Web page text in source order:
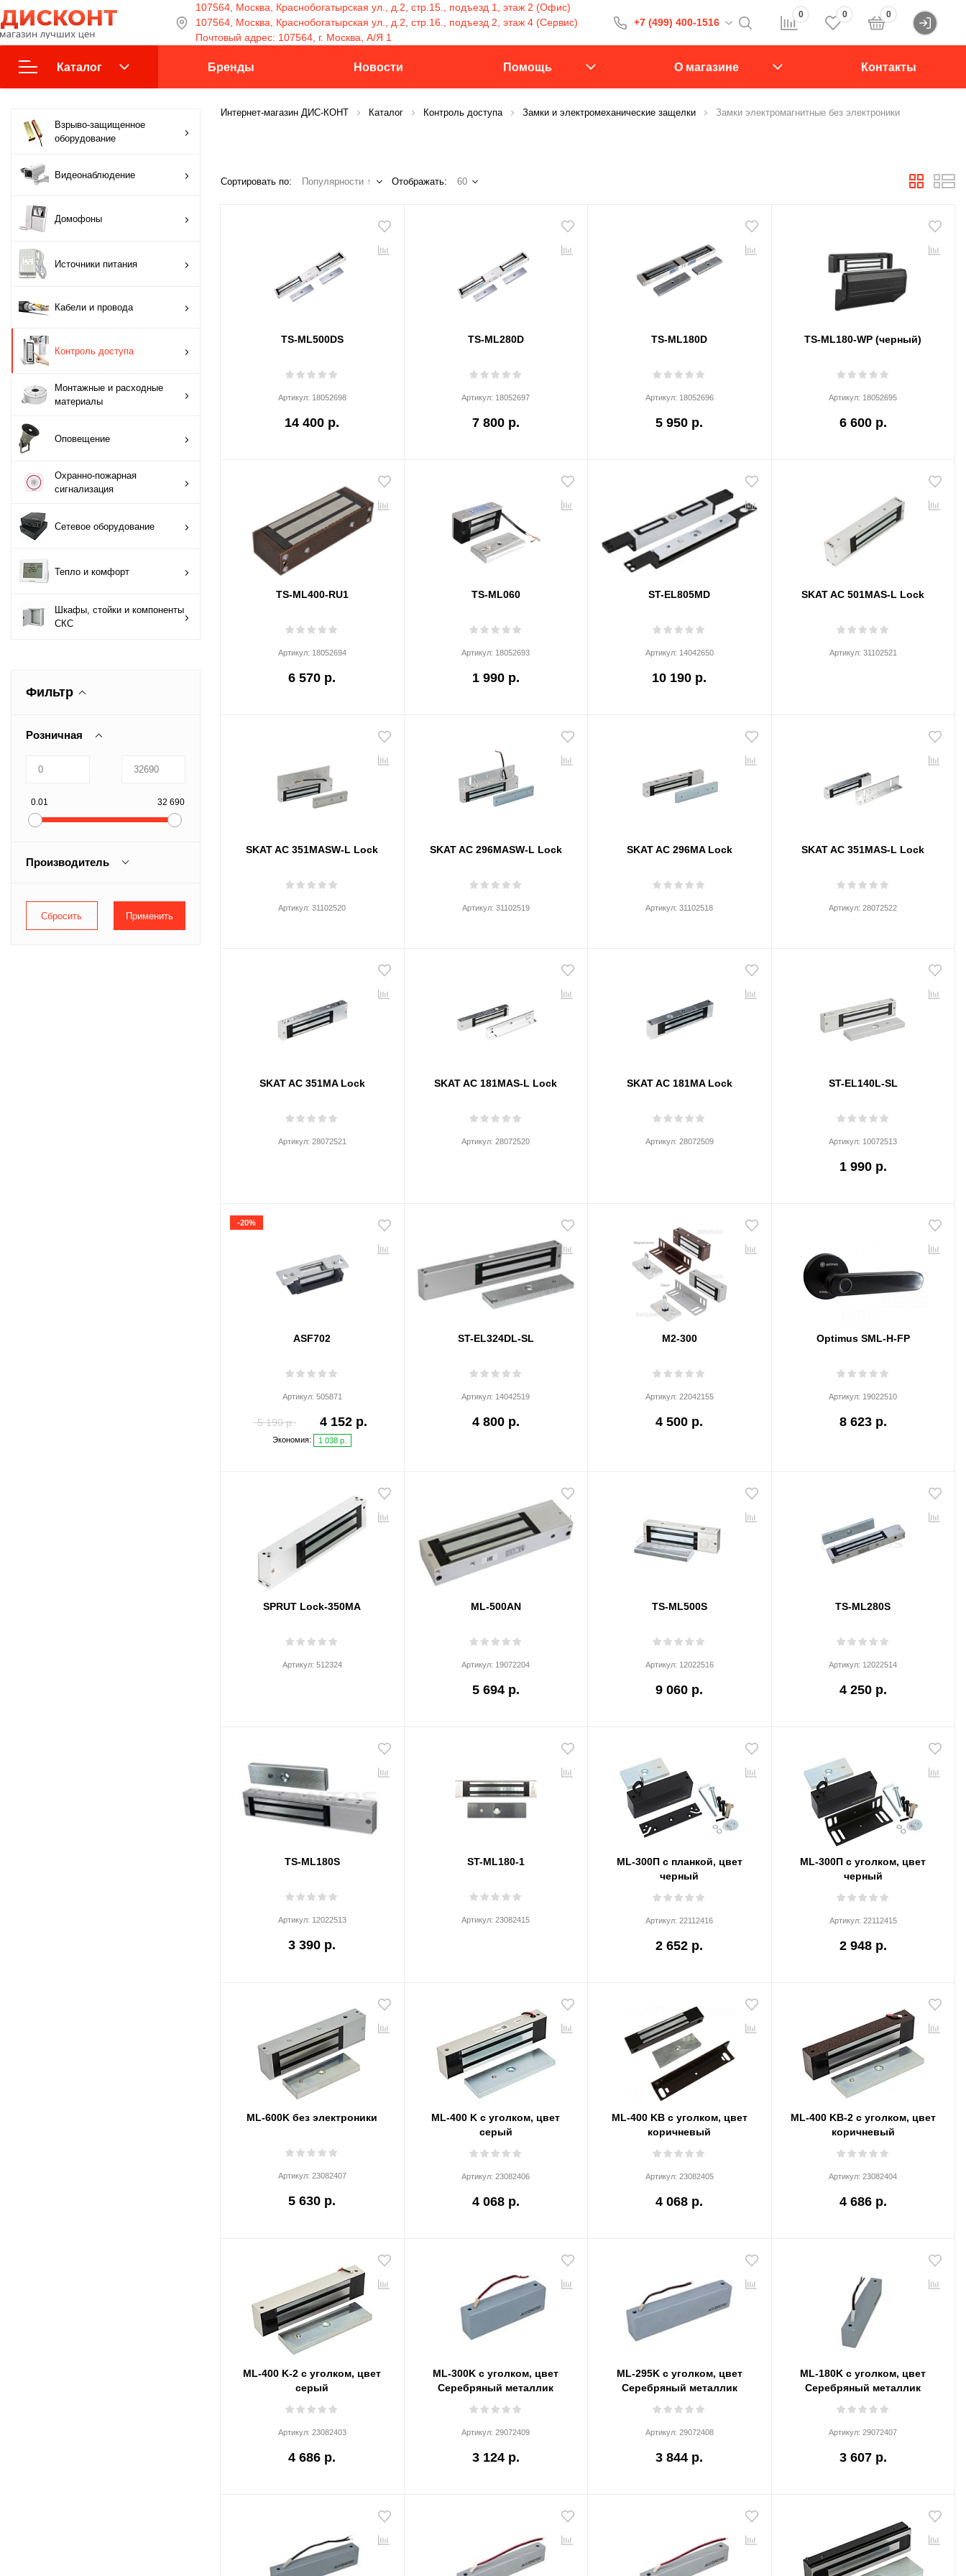
107564, Москва, Краснобогатырская ул., д.2, стр.15., подъезд 1, этаж 2 (Офис)
107564, Москва, Краснобогатырская ул., д.2, стр.16., подъезд 2, этаж 4 (Сервис)
Почтовый адрес: 107564, г. Москва, А/Я 1
+7 (499) 400-1516
+7 (499) 400-1516
С 9:30 до 18:00
0 0 0
Каталог
оборудование
Видеонаблюдение
Кабели и провода
Контроль доступа
Монтажные и
расходные
Охранно-пожарная
оборудование
компоненты СКС
Бренды Новости Помощь О магазине Контакты
Взрыво-защищенное
оборудование
Видеонаблюдение
Домофоны
Источники питания
Кабели и провода
Контроль доступа
Монтажные и расходные
материалы
Оповещение
Охранно-пожарная
сигнализация
Сетевое оборудование
Тепло и комфорт
Шкафы, стойки и компоненты
СКС
Фильтр
Розничная
0.01 32 690
Производитель
Beward
Интернет-магазин ДИС-КОНТ Каталог Контроль доступа Замки и электромеханические защелки Замки электромагнитные без электроники
Сортировать по: Популярности ↑ Отображать: 60
TS-ML500DS
Артикул: 18052698
14 400 р.
TS-ML280D
Артикул: 18052697
7 800 р.
TS-ML180D
Артикул: 18052696
5 950 р.
TS-ML180-WP (черный)
Артикул: 18052695
6 600 р.
TS-ML400-RU1
Артикул: 18052694
6 570 р.
TS-ML060
Артикул: 18052693
1 990 р.
ST-EL805MD
Артикул: 14042650
10 190 р.
SKAT AC 501MAS-L Lock
Артикул: 31102521
SKAT AC 351MASW-L Lock
Артикул:31102520
SKAT AC 296MASW-L Lock
Артикул: 31102519
SKAT AC 296MA Lock
Артикул:31102518
SKAT AC 351MAS-L Lock
Артикул:28072522
SKAT AC 351MA Lock
Артикул: 28072521
SKAT AC 181MAS-L Lock
Артикул:28072520
SKAT AC 181MA Lock
Артикул: 28072509
ST-EL140L-SL
Артикул: 10072513
1 990 р.
-20%
ASF702
Артикул: 505871
5 190 р. 4 152 р.
Экономия: 1 038 р.
ST-EL324DL-SL
Артикул: 14042519
4 800 р.
M2-300
Артикул: 22042155
4 500 р.
Optimus SML-H-FP
Артикул: 19022510
8 623 р.
SPRUT Lock-350MA
Артикул: 512324
ML-500AN
Артикул: 19072204
5 694 р.
TS-ML500S
Артикул: 12022516
9 060 р.
TS-ML280S
Артикул: 12022514
4 250 р.
TS-ML180S
Артикул: 12022513
3 390 р.
ST-ML180-1
Артикул:23082415
ML-300П с планкой, цвет
черный
Артикул:22112416
2 652 р.
ML-300П с уголком, цвет
черный
Артикул: 22112415
2 948 р.
ML-600K без электроники
Артикул: 23082407
5 630 р.
ML-400 K с уголком, цвет
серый
Артикул:23082406
4 068 р.
ML-400 KB с уголком, цвет
коричневый
Артикул: 23082405
4 068 р.
ML-400 KB-2 с уголком, цвет
коричневый
Артикул:23082404
4 686 р.
ML-400 K-2 с уголком, цвет
серый
Артикул: 23082403
4 686 р.
ML-300K с уголком, цвет
Серебряный металлик
Артикул:29072409
3 124 р.
ML-295K с уголком, цвет
Серебряный металлик
Артикул: 29072408
3 844 р.
ML-180K с уголком, цвет
Серебряный металлик
Артикул:29072407
3 607 р.